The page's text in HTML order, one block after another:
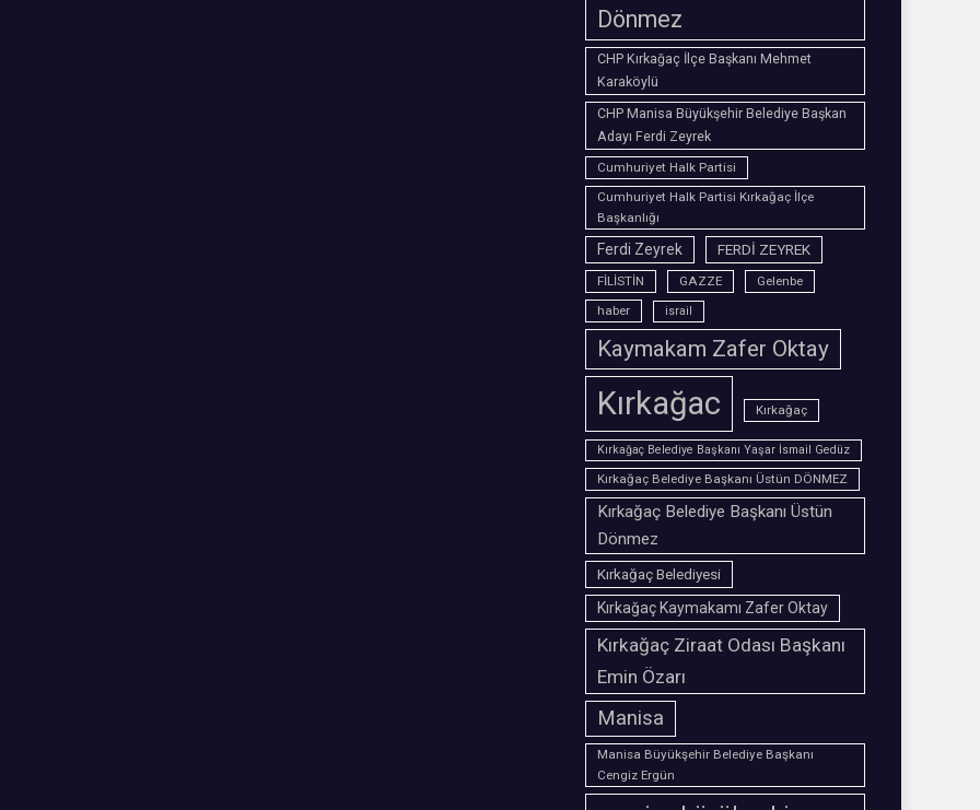
Dönmez
CHP Kırkağaç İlçe Başkanı Mehmet
Karaköylü
CHP Manisa Büyükşehir Belediye Başkan
Adayı Ferdi Zeyrek
Cumhuriyet Halk Partisi
Cumhuriyet Halk Partisi Kırkağaç İlçe
Başkanlığı
Ferdi Zeyrek FERDİ ZEYREK
FİLİSTİN GAZZE
Gelenbe
haber
israil
Kaymakam Zafer Oktay
Kırkağac Kırkağaç
Kırkağaç Belediye Başkanı Yaşar İsmail Gedüz
Kırkağaç Belediye Başkanı Üstün DÖNMEZ
Kırkağaç Belediye Başkanı Üstün
Dönmez
Kırkağaç Belediyesi
Kırkağaç Kaymakamı Zafer Oktay
Kırkağaç Ziraat Odası Başkanı
Emin Özarı
Manisa
Manisa Büyükşehir Belediye Başkanı
Cengiz Ergün